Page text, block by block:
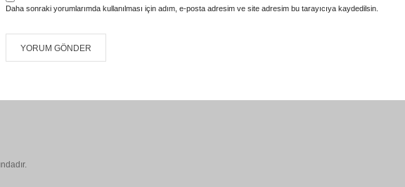
Daha sonraki yorumlarımda kullanılması için adım, e-posta adresim ve site adresim bu tarayıcıya kaydedilsin.